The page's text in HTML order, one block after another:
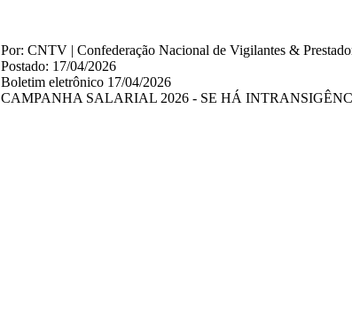
Por: CNTV | Confederação Nacional de Vigilantes &
Postado: 17/04/2026
Boletim eletrônico 17/04/2026
CAMPANHA SALARIAL 2026 - SE HÁ